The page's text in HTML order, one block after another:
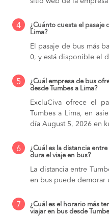
4
¿Cuánto cuesta el pasaje
Lima?
El pasaje de bus más
0, y está disponible el
5
¿Cuál empresa de bus
desde Tumbes a Lima?
ExcluCiva ofrece el
Tumbes a Lima, en
día August 5, 2026 en
6
¿Cuál es la distancia
dura el viaje en bus?
La distancia entre
en bus puede demorar
7
¿Cuál es el horario más
viajar en bus desde